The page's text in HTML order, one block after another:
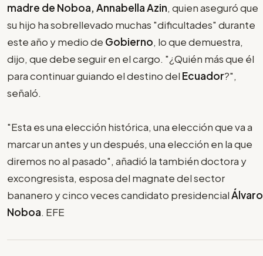
madre de Noboa, Annabella Azin, quien aseguró que
su hijo ha sobrellevado muchas "dificultades" durante
este año y medio de Gobierno, lo que demuestra,
dijo, que debe seguir en el cargo. "¿Quién más que él
para continuar guiando el destino del Ecuador?",
señaló.
"Esta es una elección histórica, una elección que va a
marcar un antes y un después, una elección en la que
diremos no al pasado", añadió la también doctora y
excongresista, esposa del magnate del sector
bananero y cinco veces candidato presidencialÁlvaro
Noboa. EFE